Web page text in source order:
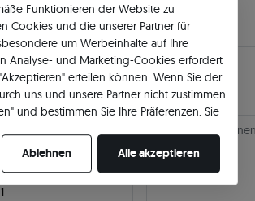
Diamant
1
Hauptstein
Art
Anzahl von Steinen
Schleifen
Funktionieren der Website zu
Cookies und die unserer Partner für
um Werbeinhalte auf Ihre
Analyse- und Marketing-Cookies erfordert
erteilen können. Wenn Sie der
uns und unsere Partner nicht zustimmen
und bestimmen Sie Ihre Präferenzen. Sie
Ablehnen Alle akzeptieren